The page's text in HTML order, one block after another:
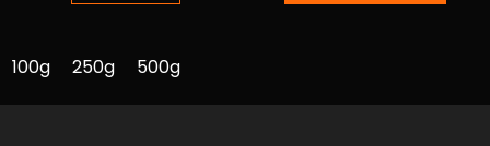
100g 250g 500g